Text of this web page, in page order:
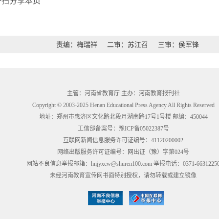
责编：梅瑞祥 二审：苏江召 三审：侯军锋
主管：河南省教育厅 主办：河南教育报刊社
Copyright © 2003-2025 Henan Educational Press Agency All Rights Reserved
地址：郑州市惠济区文化路北段月湖南路17号1号楼 邮编：450044
工信部备案号： 豫ICP备05022387号
互联网新闻信息服务许可证编号：41120200002
网络出版服务许可证编号：网出证（豫）字第024号
网站不良信息举报邮箱：hnjyxcw@shuren100.com 举报电话：0371-
未经河南教育宣传网书面特别授权，请勿转载或建立镜像